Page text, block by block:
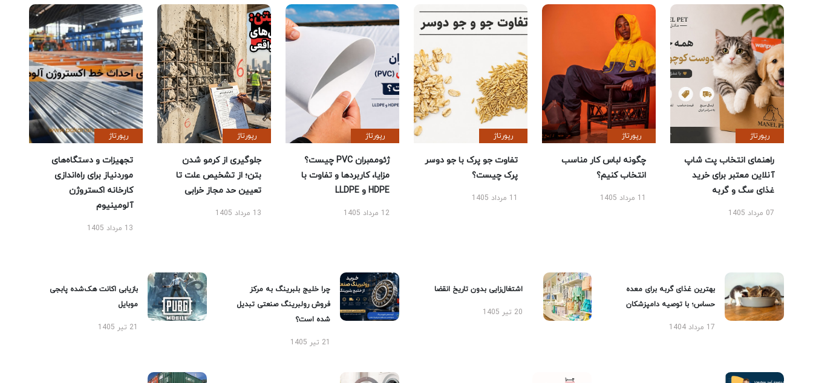
رپورتاژ
راهنمای انتخاب پت شاپ
آنلاین معتبر برای خرید
غذای سگ و گربه
07 مرداد 1405
رپورتاژ
چگونه لباس کار مناسب
انتخاب کنیم؟
11 مرداد 1405
رپورتاژ
تفاوت جو پرک با جو دوسر
پرک چیست؟
11 مرداد 1405
رپورتاژ
ژئوممبران PVC چیست؟
مزایا، کاربردها و تفاوت با
HDPE و LLDPE
12 مرداد 1405
رپورتاژ
جلوگیری از کرمو شدن
بتن؛ از تشخیص علت تا
تعیین حد مجاز خرابی
13 مرداد 1405
رپورتاژ
تجهیزات و دستگاه‌های
موردنیاز برای راه‌اندازی
کارخانه اکستروژن
آلومینیوم
13 مرداد 1405
بهترین غذای گربه برای معده
حساس؛ با توصیه دامپزشکان
17 مرداد 1404
اشتغال‌زایی بدون تاریخ انقضا
20 تیر 1405
چرا خلیج بلبرینگ به مرکز
فروش رولبرینگ صنعتی تبدیل
شده است؟
21 تیر 1405
بازیابی اکانت هک‌شده پابجی
موبایل
21 تیر 1405